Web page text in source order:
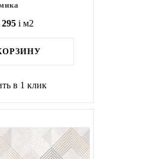
295 i м2
в 1 клик